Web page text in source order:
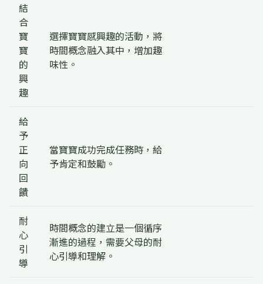
結
合
寶
寶
的
興
趣
選擇寶寶感興趣的活動，將
時間概念融入其中，增加趣
味性。
給
予
正
向
回
饋
當寶寶成功完成任務時，給
予肯定和鼓勵。
耐
心
引
導
時間概念的建立是一個循序
漸進的過程，需要父母的耐
心引導和理解。